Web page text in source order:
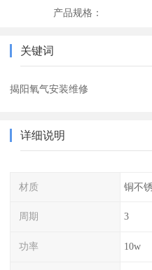
产品规格：
关键词
揭阳氧气安装维修
详细说明
材质 铜不
周期 3
功率 10w